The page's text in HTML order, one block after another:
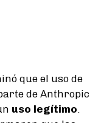
que el uso de
de Anthropic
uso legítimo.